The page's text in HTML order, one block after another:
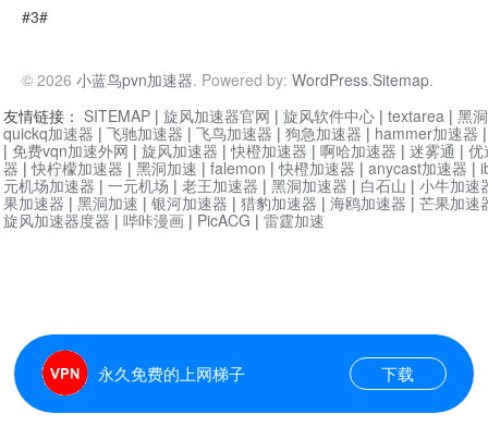
#3#
© 2026 小蓝鸟pvn加速器. Powered by: WordPress.Sitemap.
永久免费的上网梯子 下载
友情链接： SITEMAP | 旋风加速器官网 | 旋风软件中心 | textarea | 黑
quickq加速器 | 飞驰加速器 | 飞鸟加速器 | 狗急加速器 | hammer加速器
| 免费vqn加速外网 | 旋风加速器 |快橙加速器 | 啊哈加速器 | 迷雾通 | 优
器 |快柠檬加速器 | 黑洞加速 | falemon |快橙加速器 | anycast加速器 |
元机场加速器 | 一元机场 | 老王加速器 | 黑洞加速器 | 白石山 | 小牛加速
果加速器 | 黑洞加速 | 银河加速器 | 猎豹加速器 | 海鸥加速器 | 芒果加速
旋风加速器度器 | 哔咔漫画 | PicACG | 雷霆加速